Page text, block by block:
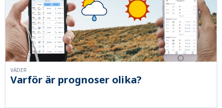
Varför är prognoser olika?
VÄDER